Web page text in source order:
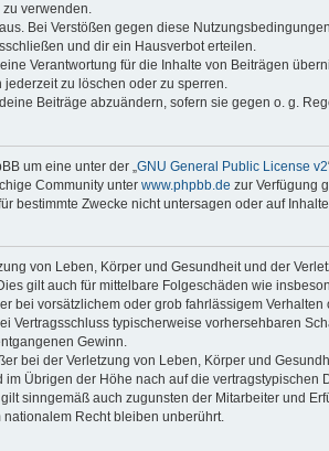
verwenden.
Bei Verstößen gegen diese
und dir ein Hausverbot erteilen.
Verantwortung für die Inhalte von Beiträgen
zu löschen oder zu sperren.
Beiträge abzuändern, sofern sie gegen o. g.
um eine unter der „GNU General Public License v2
Community unterwww.phpbb.de zur Verfügung
bestimmte Zwecke nicht untersagen oder auf
von Leben, Körper und Gesundheit und der
gilt auch für mittelbare Folgeschäden wie
bei vorsätzlichem oder grob fahrlässigem
Vertragsschluss typischerweise vorhersehbaren
Gewinn.
bei der Verletzung von Leben, Körper und
Übrigen der Höhe nach auf die
sinngemäß auch zugunsten der Mitarbeiter und
Recht bleiben unberührt.